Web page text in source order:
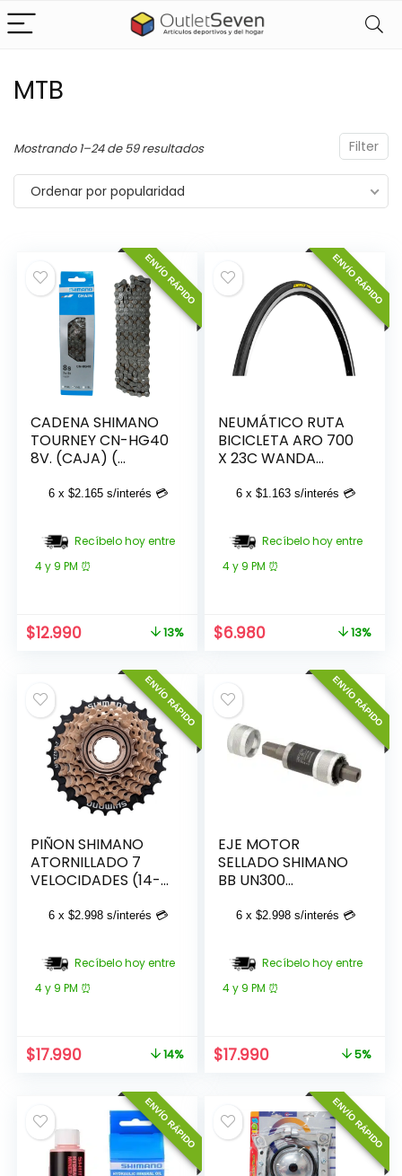
MTB
Filter
Mostrando 1–24 de 59 resultadosOrdenado
por
Ordenar por popularidad
ENVÍO RÁPIDO
CADENA SHIMANO
TOURNEY CN-HG40
8V. (CAJA) (
6 x$2.165 s/interés 💳
Recíbelo hoy entre
4 y 9 PM ⏰
El
$14.990.
$12.990El
actual
$12.990.
13%
ENVÍO RÁPIDO
NEUMÁTICO RUTA
BICICLETA ARO 700
X 23C WANDA
6 x$1.163 s/interés 💳
Recíbelo hoy entre
4 y 9 PM ⏰
El
$7.980.
$6.980El
actual
13%
ENVÍO RÁPIDO
PIÑON SHIMANO
ATORNILLADO 7
VELOCIDADES (14-
6 x$2.998 s/interés 💳
Recíbelo hoy entre
4 y 9 PM ⏰
El
$20.990.
$17.990El
actual
$17.990.
14%
ENVÍO RÁPIDO
EJE MOTOR
SELLADO SHIMANO
BB UN300
6 x$2.998 s/interés 💳
Recíbelo hoy entre
4 y 9 PM ⏰
El
$18.990.
$17.990El
actual
es:
$17.990.
5%
ENVÍO RÁPIDO ENVÍO RÁPIDO